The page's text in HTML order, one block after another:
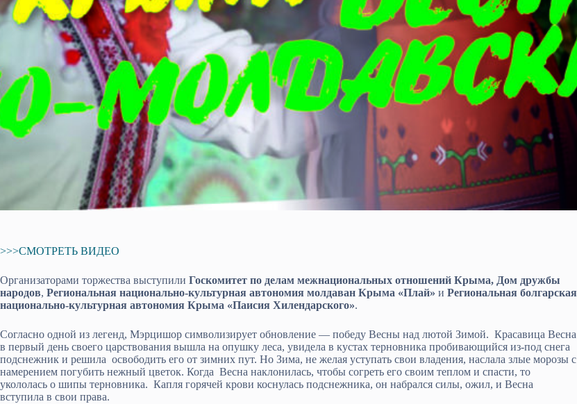
>>>СМОТРЕТЬ ВИДЕО
Организаторами торжества выступили Госкомитет по делам межнациональных отношений Крыма, Дом дружбы
народов, Региональная национально-культурная автономия молдаван Крыма «Плай» и Региональная болгарская
национально-культурная автономия Крыма «Паисия Хилендарского».
Согласно одной из легенд, Мэрцишор символизирует обновление — победу Весны над лютой Зимой. Красавица Весна
в первый день своего царствования вышла на опушку леса, увидела в кустах терновника пробивающийся из-под снега
подснежник и решила освободить его от зимних пут. Но Зима, не желая уступать свои владения, наслала злые морозы с
намерением погубить нежный цветок. Когда Весна наклонилась, чтобы согреть его своим теплом и спасти, то
укололась о шипы терновника. Капля горячей крови коснулась подснежника, он набрался силы, ожил, и Весна
вступила в свои права.